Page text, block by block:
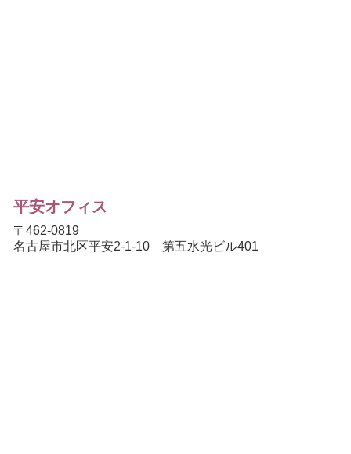
平安オフィス
〒462-0819
名古屋市北区平安2-1-10 第五水光ビル401